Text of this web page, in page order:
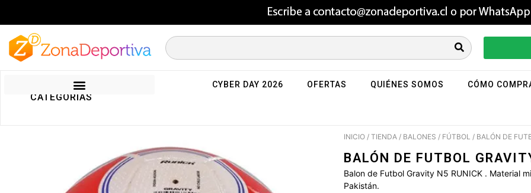
CATEGORIAS
CYBER DAY 2026 OFERTAS QUIÉNES SOMOS CÓMO
INICIO / TIENDA / BALONES / FÚTBOL / BALÓN DE
BALÓN DE FUTBOL
Balon de Futbol Gravity N5 RUNICK . Material
Pakistán.